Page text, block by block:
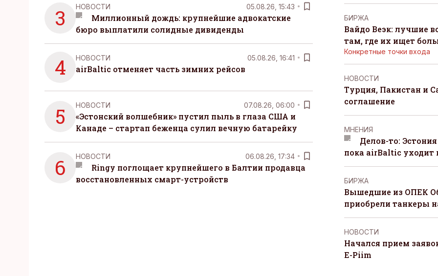
3 НОВОСТИ 05.08.26, 15:43
Миллионный дождь: крупнейшие адвокатские
бюро выплатили солидные дивиденды
4 НОВОСТИ 05.08.26, 16:41
airBaltic отменяет часть зимних рейсов
5 НОВОСТИ 07.08.26, 06:00
«Эстонский волшебник» пустил пыль в глаза США и
Канаде – стартап беженца сулил вечную батарейку
6 НОВОСТИ 06.08.26, 17:34
Ringy поглощает крупнейшего в Балтии продавца
восстановленных смарт-устройств
БИРЖА
Вайдо Веэк: лучшие
там, где их ищет
Конкретные точки входа
НОВОСТИ
Турция, Пакистан и
соглашение
MНЕНИЯ
Делов-то:
пока airBaltic уходит
БИРЖА
Вышедшие из ОПЕК
приобрели танкеры
НОВОСТИ
Начался прием
E-Piim